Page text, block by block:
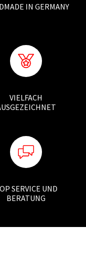
IN GERMANY
VIELFACH
SERVICE UND
BERATUNG